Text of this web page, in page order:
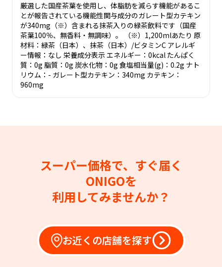
厳選した国産茶葉を使用し、体脂肪を減らす機能があるこ
とが報告されている機能性関与成分のガレート型カテキン
が340mg（※）含まれる抹茶入りの緑茶飲料です（国産
茶葉100％、無香料・無調味）。 （※）1,200mlあたり 原
材料：緑茶（日本）、抹茶（日本）/ビタミンC アレルギ
ー情報：なし 栄養成分表示 エネルギー：0kcal たんぱく
質：0g 脂質：0g 炭水化物：0g 食塩相当量(g)：0.2g ナト
リウム：- ガレート型カテキン：340mg カテキン：
960mg
スーパー価格で、すぐ届く
ONIGOを
利用してみませんか？
お近くの店舗を探す